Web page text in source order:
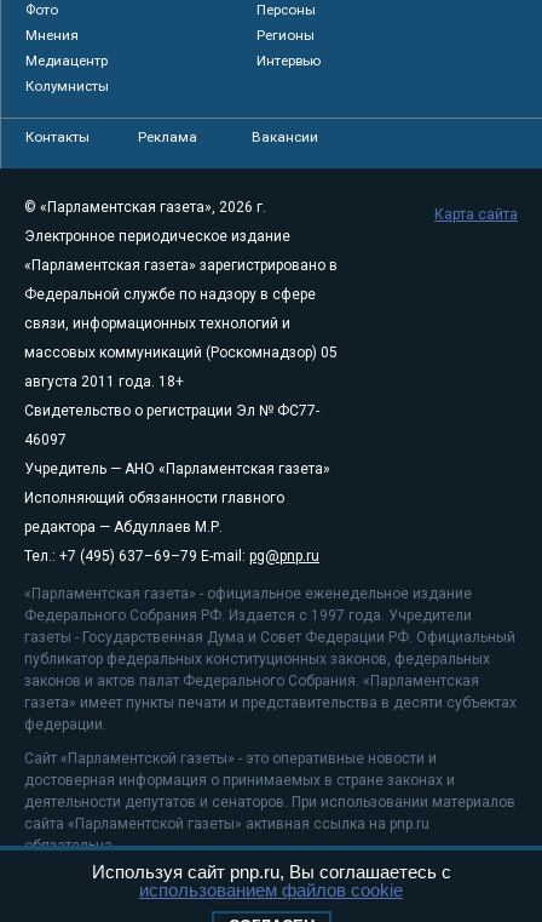
Фото
Персоны
Мнения
Регионы
Медиацентр
Интервью
Колумнисты
Контакты Реклама Вакансии
© «Парламентская газета», 2026 г.
Электронное периодическое издание
«Парламентская газета» зарегистрировано в
Федеральной службе по надзору в сфере
связи, информационных технологий и
массовых коммуникаций (Роскомнадзор) 05
августа 2011 года. 18+
Свидетельство о регистрации Эл № ФС77-
46097
Учредитель — АНО «Парламентская газета»
Исполняющий обязанности главного
редактора — Абдуллаев М.Р.
Тел.: +7 (495) 637–69–79 E-mail: pg@pnp.ru
«Парламентская газета» - официальное еженедельное издание
Федерального Собрания РФ. Издается с 1997 года. Учредители
газеты - Государственная Дума и Совет Федерации РФ. Официальный
публикатор федеральных конституционных законов, федеральных
законов и актов палат Федерального Собрания. «Парламентская
газета» имеет пункты печати и представительства в десяти субъектах
федерации.
Сайт «Парламентской газеты» - это оперативные новости и
достоверная информация о принимаемых в стране законах и
деятельности депутатов и сенаторов. При использовании материалов
сайта «Парламентской газеты» активная ссылка на pnp.ru
обязательна.
На информационном ресурсе применяютсярекомендательные
Карта сайта
Используя сайт pnp.ru, Вы соглашаетесь с
использованием файлов cookie